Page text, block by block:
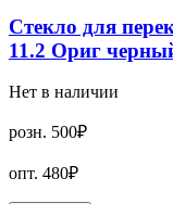
Стекло для
11.2 Ориг
Нет в наличии
розн. 500₽
опт. 480₽